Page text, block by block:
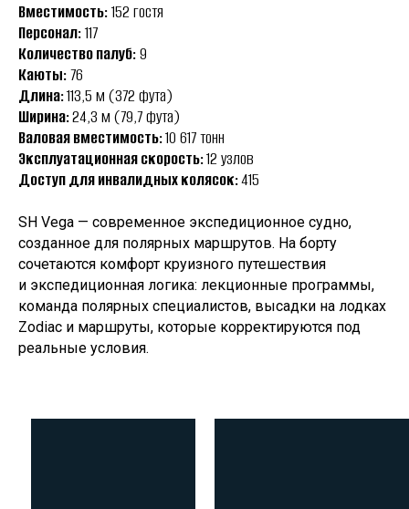
Вместимость:152 гостя
Персонал:117
Количество палуб:9
Каюты:76
Длина:113,5 м (372 фута)
Ширина:24,3 м (79,7 фута)
Валовая вместимость:10 617 тонн
Эксплуатационная скорость:12 узлов
Доступ для инвалидных колясок:415
SH Vega — современное экспедиционное судно,
созданное для полярных маршрутов. На борту
сочетаются комфорт круизного путешествия
и экспедиционная логика: лекционные программы,
команда полярных специалистов, высадки на лодках
Zodiac и маршруты, которые корректируются под
реальные условия.